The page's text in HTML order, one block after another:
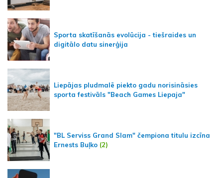
Sporta skatīšanās evolūcija - tiešraides un
digitālo datu sinerģija
Liepājas pludmalē piekto gadu norisināsies
sporta festivāls "Beach Games Liepaja"
"BL Serviss Grand Slam" čempiona titulu izcīna
Ernests Buļko (2)